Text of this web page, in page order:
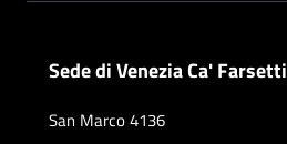
Sede di Venezia Ca' Farsetti
San Marco 4136